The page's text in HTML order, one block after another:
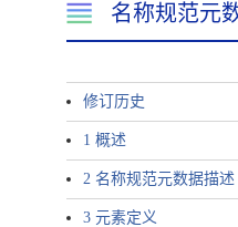
名称规范元
修订历史
1 概述
2 名称规范元数据描述
3 元素定义